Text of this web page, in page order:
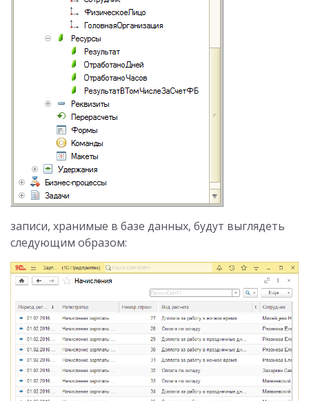
записи, хранимые в базе данных, будут выглядеть
следующим образом: